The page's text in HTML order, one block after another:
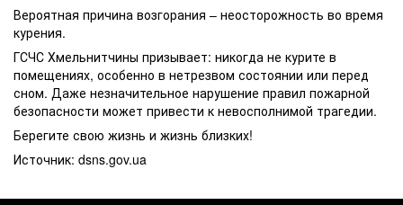
Вероятная причина возгорания – неосторожность во время
курения.
ГСЧС Хмельнитчины призывает: никогда не курите в
помещениях, особенно в нетрезвом состоянии или перед
сном. Даже незначительное нарушение правил пожарной
безопасности может привести к невосполнимой трагедии.
Берегите свою жизнь и жизнь близких!
Источник: dsns.gov.ua